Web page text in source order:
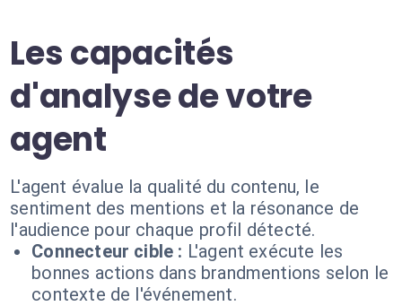
Les capacités
d'analyse de votre
agent
L'agent évalue la qualité du contenu, le
sentiment des mentions et la résonance de
l'audience pour chaque profil détecté.
Connecteur cible : L'agent exécute les
bonnes actions dans brandmentions selon le
contexte de l'événement.